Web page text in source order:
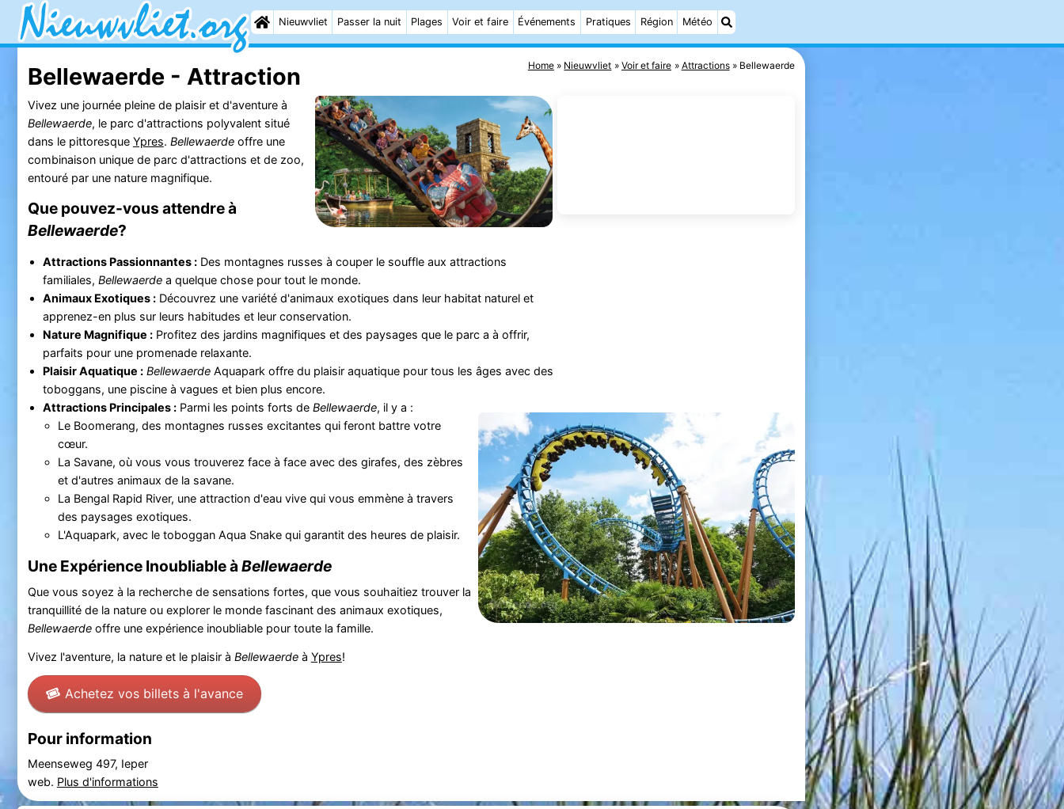
Nieuwvliet Passer la nuit Plages Voir et faire Événements Pratiques Région Météo
Home Nieuwvliet Voir et faire Attractions Bellewaerde
Bellewaerde - Attraction
Vivez une journée pleine de plaisir et d'aventure à
Bellewaerde, le parc d'attractions polyvalent situé
dans le pittoresque Ypres. Bellewaerdeoffre une
combinaison unique de parc d'attractions et de zoo,
entouré par une nature magnifique.
Que pouvez-vous attendre à
Bellewaerde?
Attractions Passionnantes :Des montagnes russes à couper le souffle aux attractions
familiales, Bellewaerdea quelque chose pour tout le monde.
Animaux Exotiques :Découvrez une variété d'animaux exotiques dans leur habitat naturel et
apprenez-en plus sur leurs habitudes et leur conservation.
Nature Magnifique :Profitez des jardins magnifiques et des paysages que le parc a à offrir,
parfaits pour une promenade relaxante.
Plaisir Aquatique : BellewaerdeAquapark offre du plaisir aquatique pour tous les âges avec des
toboggans, une piscine à vagues et bien plus encore.
Attractions Principales :Parmi les points forts de Bellewaerde, il y a :
Le Boomerang, des montagnes russes excitantes qui feront battre votre
cœur.
La Savane, où vous vous trouverez face à face avec des girafes, des zèbres
et d'autres animaux de la savane.
La Bengal Rapid River, une attraction d'eau vive qui vous emmène à travers
des paysages exotiques.
L'Aquapark, avec le toboggan Aqua Snake qui garantit des heures de plaisir.
Une Expérience Inoubliable à Bellewaerde
Que vous soyez à la recherche de sensations fortes, que vous souhaitiez trouver la
tranquillité de la nature ou explorer le monde fascinant des animaux exotiques,
Bellewaerdeoffre une expérience inoubliable pour toute la famille.
Vivez l'aventure, la nature et le plaisir à Bellewaerdeà Ypres!
Achetez vos billets à l'avance
Pour information
Meenseweg 497, Ieper
web. Plus d'informations